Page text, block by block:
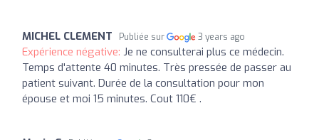
MICHEL CLEMENT Publiée sur 3 years ago
Expérience négative: Je ne consulterai plus ce médecin.
Temps d'attente 40 minutes. Très pressée de passer au
patient suivant. Durée de la consultation pour mon
épouse et moi 15 minutes. Cout 110€ .